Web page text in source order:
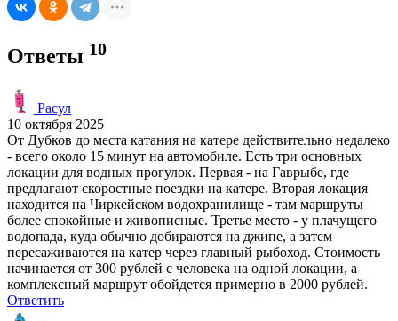
Ответы 10
Расул
10 октября 2025
От Дубков до места катания на катере действительно недалеко
- всего около 15 минут на автомобиле. Есть три основных
локации для водных прогулок. Первая - на Гаврыбе, где
предлагают скоростные поездки на катере. Вторая локация
находится на Чиркейском водохранилище - там маршруты
более спокойные и живописные. Третье место - у плачущего
водопада, куда обычно добираются на джипе, а затем
пересаживаются на катер через главный рыбоход. Стоимость
начинается от 300 рублей с человека на одной локации, а
комплексный маршрут обойдется примерно в 2000 рублей.
Ответить